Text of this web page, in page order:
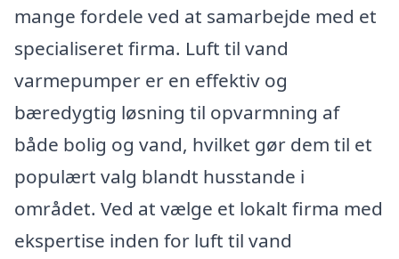
mange fordele ved at samarbejde med et
specialiseret firma. Luft til vand
varmepumper er en effektiv og
bæredygtig løsning til opvarmning af
både bolig og vand, hvilket gør dem til et
populært valg blandt husstande i
området. Ved at vælge et lokalt firma med
ekspertise inden for luft til vand